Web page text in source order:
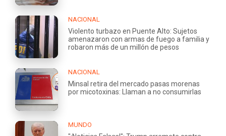
NACIONAL
Violento turbazo en Puente Alto: Sujetos
amenazaron con armas de fuego a familia y
robaron más de un millón de pesos
NACIONAL
Minsal retira del mercado pasas morenas
por micotoxinas: Llaman a no consumirlas
MUNDO